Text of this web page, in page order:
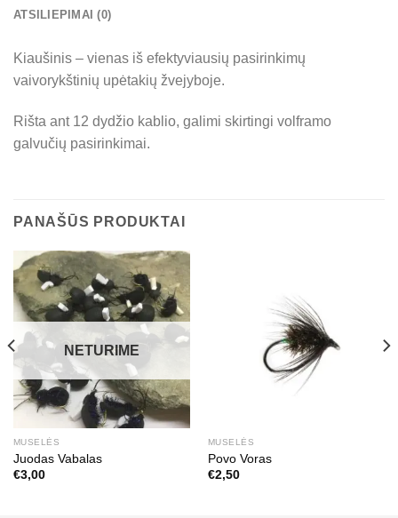
ATSILIEPIMAI (0)
Kiaušinis – vienas iš efektyviausių pasirinkimų
vaivorykštinių upėtakių žvejyboje.
Rišta ant 12 dydžio kablio, galimi skirtingi volframo
galvučių pasirinkimai.
PANAŠŪS PRODUKTAI
NETURIME
MUSELĖS
Juodas Vabalas
€3,00
MUSELĖS
Povo Voras
€2,50